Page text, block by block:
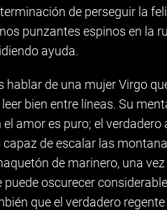
de perseguir la
punzantes espinos en la
ayuda.
hablar de una mujer Virgo
bien entre líneas. Su
amor es puro; el
capaz de escalar las
de marinero, una
puede oscurecer
que el verdadero